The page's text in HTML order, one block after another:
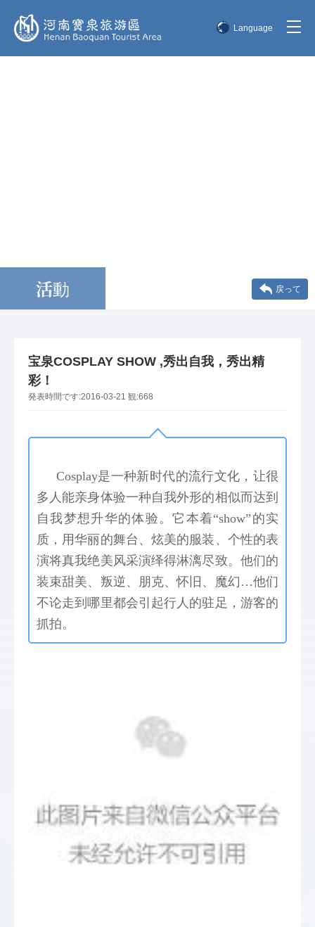
Language
活動 戻って
宝泉COSPLAY SHOW ,秀出自我，秀出精
彩！
発表時間です:2016-03-21 観:668
Cosplay是一种新时代的流行文化，让很
多人能亲身体验一种自我外形的相似而达到
自我梦想升华的体验。它本着“show”的实
质，用华丽的舞台、炫美的服装、个性的表
演将真我绝美风采演绎得淋漓尽致。他们的
装束甜美、叛逆、朋克、怀旧、魔幻…他们
不论走到哪里都会引起行人的驻足，游客的
抓拍。